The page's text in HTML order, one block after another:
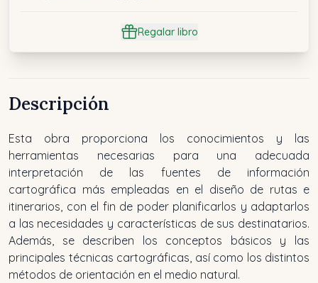
Regalar libro
Descripción
Esta obra proporciona los conocimientos y las
herramientas necesarias para una adecuada
interpretación de las fuentes de información
cartográfica más empleadas en el diseño de rutas e
itinerarios, con el fin de poder planificarlos y adaptarlos
a las necesidades y características de sus destinatarios.
Además, se describen los conceptos básicos y las
principales técnicas cartográficas, así como los distintos
métodos de orientación en el medio natural.